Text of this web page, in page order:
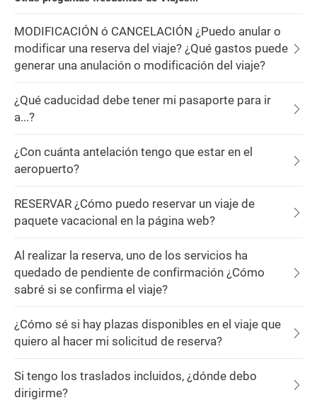
MODIFICACIÓN ó CANCELACIÓN ¿Puedo anular o
modificar una reserva del viaje? ¿Qué gastos puede
generar una anulación o modificación del viaje?
¿Qué caducidad debe tener mi pasaporte para ir
a...?
¿Con cuánta antelación tengo que estar en el
aeropuerto?
RESERVAR ¿Cómo puedo reservar un viaje de
paquete vacacional en la página web?
Al realizar la reserva, uno de los servicios ha
quedado de pendiente de confirmación ¿Cómo
sabré si se confirma el viaje?
¿Cómo sé si hay plazas disponibles en el viaje que
quiero al hacer mi solicitud de reserva?
Si tengo los traslados incluidos, ¿dónde debo
dirigirme?